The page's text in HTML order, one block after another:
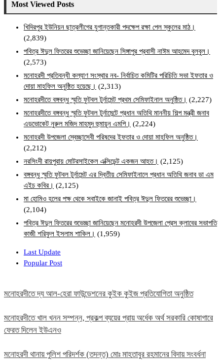
Most Viewed Posts
খিদিরপুর ইউনিয়ন ছাত্রলীগের যুগান্তকারী পদক্ষেপ রক্ষা পেল স্কুলের মাঠ।
(2,839)
পবিত্র ঈদুল ফিতরের শুভেচ্ছা জানিয়েছেন সিঙ্গাপুর প্রবাসী নাঈম আহমেদ বুলবুল।
(2,573)
মনোহরদী প্রতিবন্ধী কল্যাণ সংস্থার নব- নির্বাচিত কমিটির পরিচিতি সভা ইফতার ও
দোয়া মাহফিল অনুষ্ঠিত হয়েছে। (2,313)
মনোহরদীতে বঙ্গবন্ধু স্মৃতি ফুটবল টুর্নামেন্ট প্রথম সেমিফাইনাল অনুষ্ঠিত। (2,227)
মনোহরদীতে বঙ্গবন্ধু স্মৃতি ফুটবল টুর্নামেন্টে প্রধান অতিথি মাননীয় শিল্প মন্ত্রী জনাব
এডভোকেট নুরুল মজিদ মাহমুদ হুমায়ূন এমপি। (2,224)
মনোহরদী উপজেলা স্বেচ্ছাসেবী পরিষদের ইফতার ও দোয়া মাহফিল অনুষ্ঠিত।
(2,212)
নরসিংদী রায়পুরায় মোটরসাইকেল এক্সিডেন্ট একজন আহত। (2,125)
বঙ্গবন্ধু স্মৃতি ফুটবল টুর্নামেন্ট এর দ্বিতীয় সেমিফাইনালে প্রধান অতিথি জনাব ডা এম
এইচ কবির। (2,125)
মা হোমিও হলের পক্ষ থেকে সবাইকে জানাই পবিত্র ঈদুল ফিতরের শুভেচ্ছা।
(2,104)
পবিত্র ঈদুল ফিতরের শুভেচ্ছা জানিয়েছেন মনোহরদী উপজেলা প্রেস ক্লাবের সভাপতি
কাজী শরিফুল ইসলাম শাকিল। (1,959)
Last Update
Popular Post
মনোহরদীতে দ্য আল-হেরা ফাউন্ডেশনের কুইক কুইজ প্রতিযোগিতা অনুষ্ঠিত
মনোহরদীতে খাল খনন সম্পন্ন, প্রকল্প ব্যয়ের প্রায় অর্ধেক অর্থ সরকারি কোষাগারে
ফেরত দিলেন ইউএনও
মনোহরদী থানায় পুলিশ পরিদর্শক (তদন্ত) মোঃ মাহতাবুর রহমানের বিদায় সংবর্ধনা